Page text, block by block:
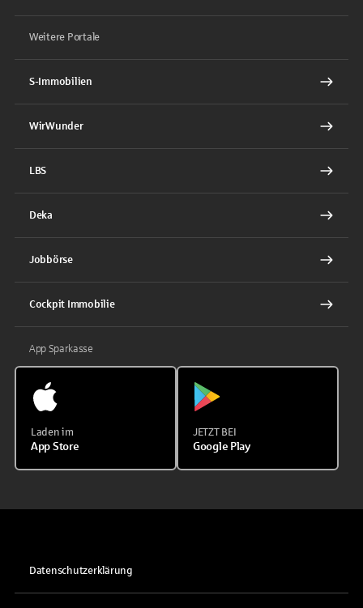
Weitere Portale
S-Immobilien
WirWunder
LBS
Deka
Jobbörse
Cockpit Immobilie
App Sparkasse
Laden im
App Store
JETZT BEI
Google Play
Datenschutzerklärung